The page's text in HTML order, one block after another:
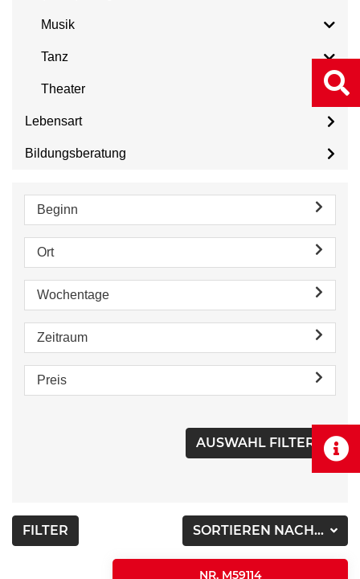
Musik
Tanz
Theater
Lebensart
Bildungsberatung
Beginn
Ort
Wochentage
Zeitraum
Preis
SORTIEREN NACH...
FILTER
NR. M59114